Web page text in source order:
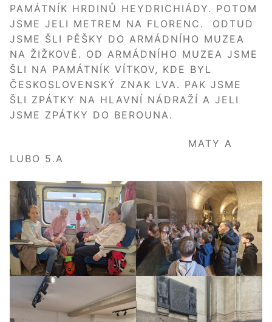
PAMÁTNÍK HRDINŮ HEYDRICHIÁDY. POTOM
JSME JELI METREM NA FLORENC. ODTUD
JSME ŠLI PĚŠKY DO ARMÁDNÍHO MUZEA
NA ŽIŽKOVĚ. OD ARMÁDNÍHO MUZEA JSME
ŠLI NA PAMÁTNÍK VÍTKOV, KDE BYL
ČESKOSLOVENSKÝ ZNAK LVA. PAK JSME
ŠLI ZPÁTKY NA HLAVNÍ NÁDRAŽÍ A JELI
JSME ZPÁTKY DO BEROUNA.
MATY A
LUBO 5.A